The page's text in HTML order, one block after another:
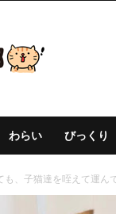
わらい びっくり
も、子猫達を咥えて運